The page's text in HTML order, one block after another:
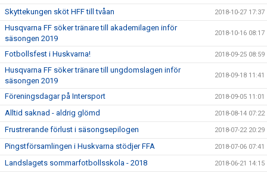
Skyttekungen sköt HFF till tvåan 2018-10-27 17:37
Husqvarna FF söker tränare till akademilagen inför
säsongen 2019
2018-10-16 08:17
Fotbollsfest i Huskvarna! 2018-09-25 08:59
Husqvarna FF söker tränare till ungdomslagen inför
säsongen 2019
2018-09-18 11:41
Föreningsdagar på Intersport 2018-09-05 11:01
Alltid saknad - aldrig glömd 2018-08-14 07:22
Frustrerande förlust i säsongsepilogen 2018-07-22 20:29
Pingstförsamlingen i Huskvarna stödjer FFA 2018-07-06 07:41
Landslagets sommarfotbollsskola - 2018 2018-06-21 14:15